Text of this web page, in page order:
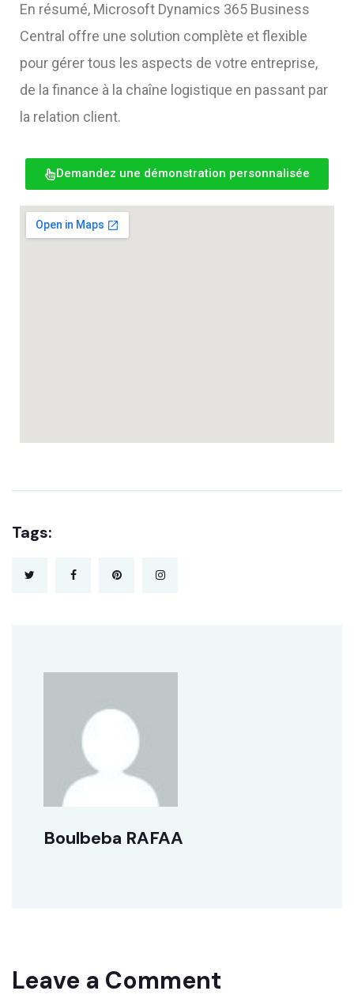
En résumé, Microsoft Dynamics 365 Business
Central offre une solution complète et flexible
pour gérer tous les aspects de votre entreprise,
de la finance à la chaîne logistique en passant par
la relation client.
Demandez une démonstration personnalisée
Tags:
Boulbeba RAFAA
Leave a Comment